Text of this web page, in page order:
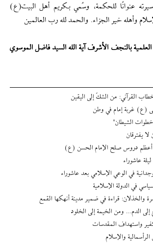
عنوانًا للحكمة، وسُمي بـكريم أهل البيت(ع)
وأهله خير الجزاء. والحمد لله رب العالمين
العلمية بالنجف الأشرف آية الله السيد فاضل الموسوي
القرآني: من الشكّ إلى اليقين
(ع) غربة إمام في وطن
الشيطان"
يفترقان
أعظم دروس صلح الإمام الحسن (ع)
عاشوراء
في الوعي الإسلامي بعد عاشوراء
في الدولة الإسلامية
والخذلان: قراءة في ضمير مدينة أنهكها القمع
إلى الدم... ومن الخيمة إلى الخلود
واستهداف المقدسات
والإسلام